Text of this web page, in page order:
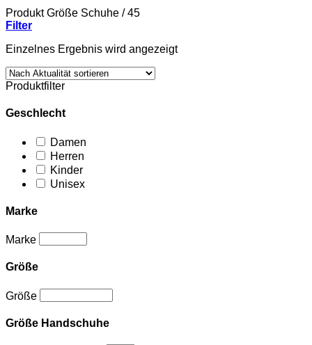
Produkt Größe Schuhe /45
Filter
Einzelnes Ergebnis wird angezeigt
Produktfilter
Geschlecht
Damen
Herren
Kinder
Unisex
Marke
Marke
Größe
Größe
Größe Handschuhe